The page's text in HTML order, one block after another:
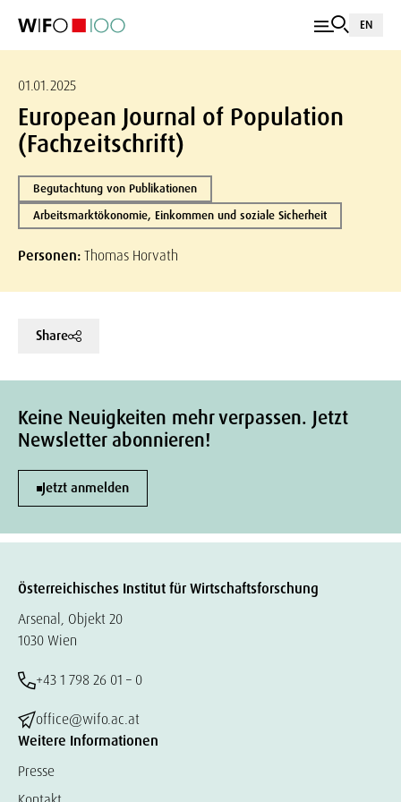
EN
01.01.2025
European Journal of Population
(Fachzeitschrift)
Begutachtung von Publikationen
Arbeitsmarktökonomie, Einkommen und soziale Sicherheit
Personen:Thomas Horvath
Share
Keine Neuigkeiten mehr verpassen. Jetzt
Newsletter abonnieren!
Jetzt anmelden
Österreichisches Institut für Wirtschaftsforschung
Arsenal, Objekt 20
1030 Wien
+43 1 798 26 01 – 0
office@wifo.ac.at
Weitere Informationen
Presse